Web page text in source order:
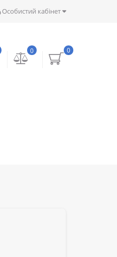
Особистий кабінет
0
0